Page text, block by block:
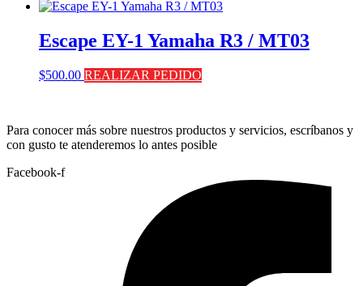
Escape EY-1 Yamaha R3 / MT03
$500.00 REALIZAR PEDIDO
Para conocer más sobre nuestros productos y servicios, escríbanos y
con gusto te atenderemos lo antes posible
Facebook-f